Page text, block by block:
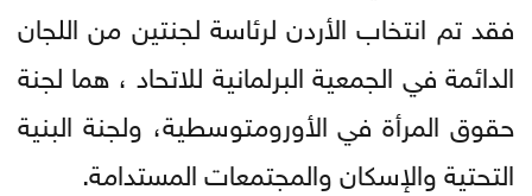
فقد تم انتخاب الأردن لرئاسة لجنتين من اللجان
الدائمة في الجمعية البرلمانية للاتحاد ، هما لجنة
حقوق المرأة في الأورومتوسطية، ولجنة البنية
التحتية والإسكان والمجتمعات المستدامة.